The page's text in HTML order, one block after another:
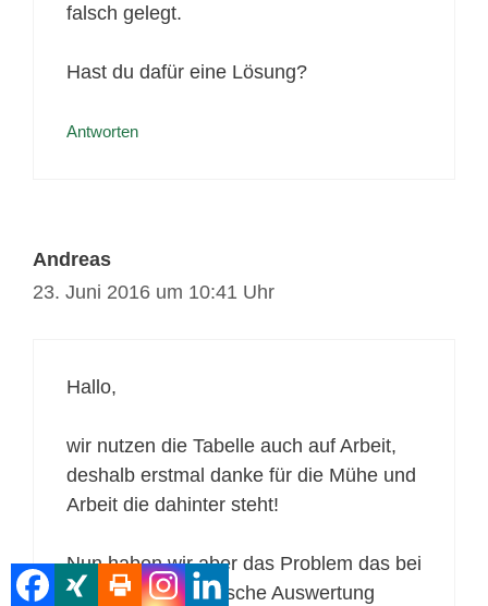
falsch gelegt.
Hast du dafür eine Lösung?
Antworten
Andreas
23. Juni 2016 um 10:41 Uhr
Hallo,
wir nutzen die Tabelle auch auf Arbeit,
deshalb erstmal danke für die Mühe und
Arbeit die dahinter steht!
Nun haben wir aber das Problem das bei
Gruppe E eine Falsche Auswertung